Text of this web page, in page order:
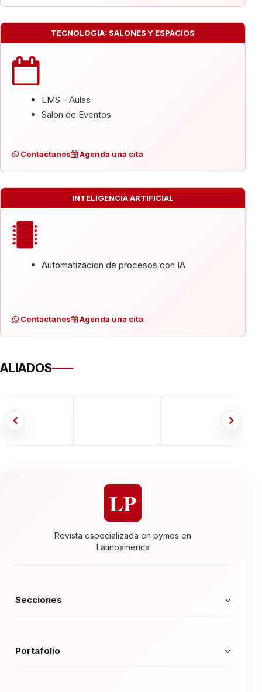
TECNOLOGIA: SALONES Y ESPACIOS
LMS - Aulas
Salon de Eventos
Contactanos Agenda una cita
INTELIGENCIA ARTIFICIAL
Automatizacion de procesos con IA
Contactanos Agenda una cita
ALIADOS
LP
Revista especializada en pymes en
Latinoamérica
Secciones
Portafolio